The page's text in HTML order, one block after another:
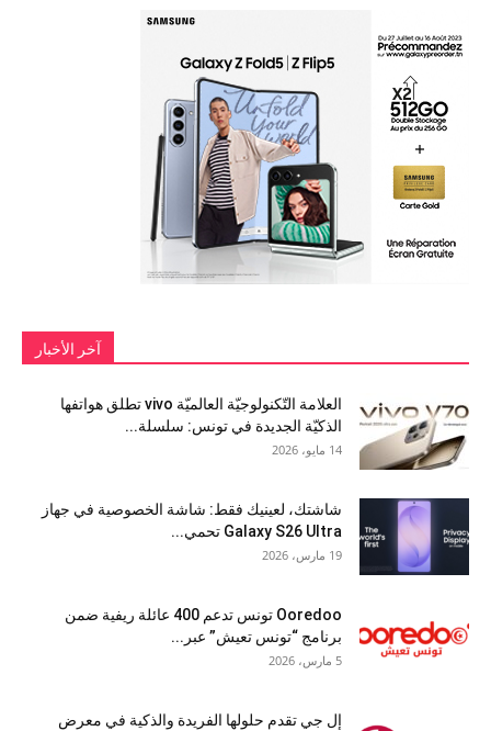
آخر الأخبار
العلامة التّكنولوجيّة العالميّة vivo تطلق هواتفها
الذكيّة الجديدة في تونس: سلسلة...
14 مايو، 2026
شاشتك، لعينيك فقط: شاشة الخصوصية في جهاز
Galaxy S26 Ultra تحمي...
19 مارس، 2026
Ooredoo تونس تدعم 400 عائلة ريفية ضمن
برنامج “تونس تعيش” عبر...
5 مارس، 2026
إل جي تقدم حلولها الفريدة والذكية في معرض